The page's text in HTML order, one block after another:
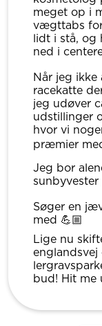
meget op i
vægttabs
lidt i stå, og
ned i
Når jeg ikke
racekatte
jeg udøver
udstillinger
hvor vi
præmier
Jeg bor
sunbyvester
Søger en
med 💪🏼
Lige nu
englandsvej
bud! Hit me